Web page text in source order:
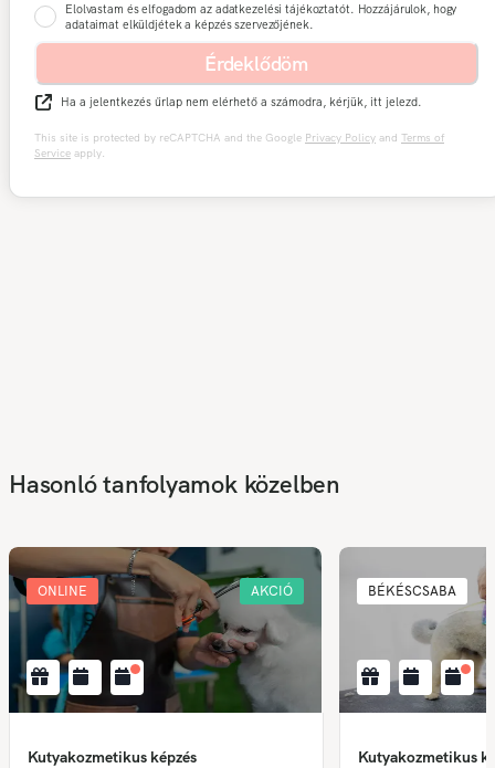
Elolvastam és elfogadom az adatkezelési tájékoztatót. Hozzájárulok, hogy
adataimat elküldjétek a képzés szervezőjének.
Érdeklődöm
Ha a jelentkezés űrlap nem elérhető a számodra, kérjük, itt jelezd.
This site is protected by reCAPTCHA and the Google Privacy Policy and Terms of
Service apply.
Hasonló tanfolyamok közelben
ONLINE AKCIÓ
Kutyakozmetikus képzés
BÉKÉSCSABA
Kutyakozmetikus